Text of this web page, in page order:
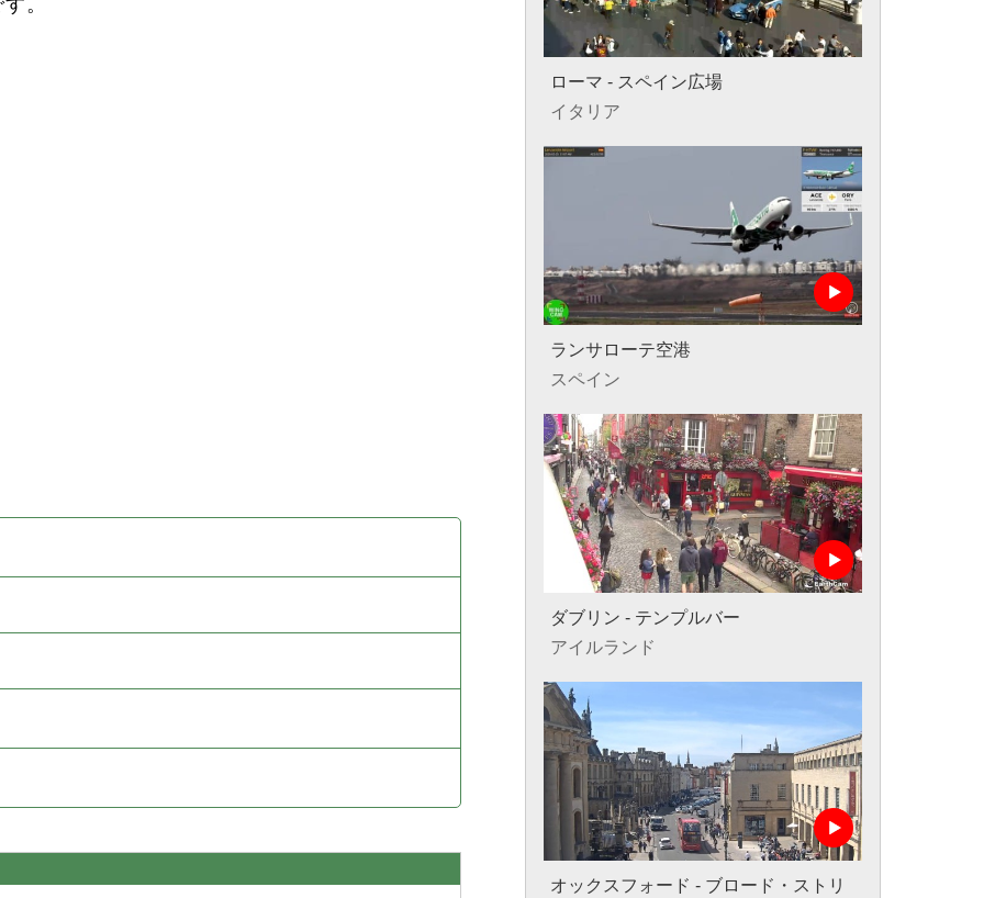
。
ローマ - スペイン広場
イタリア
ランサローテ空港
スペイン
ダブリン - テンプルバー
アイルランド
オックスフォード - ブロード・ストリ